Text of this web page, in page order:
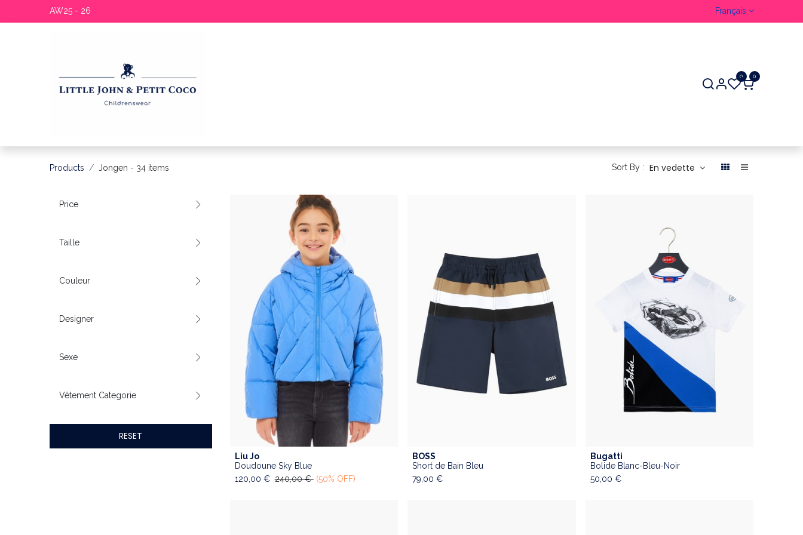
AW25 - 26 Français
0 0
Products Jongen - 34 items Sort By : En vedette
Price
Taille
Couleur
Designer
Sexe
Vêtement Categorie
RESET
Liu Jo
Doudoune Sky Blue
120,00 € 240,00€ (50% OFF)
BOSS
Short de Bain Bleu
79,00 €
Bugatti
Bolide Blanc-Bleu-Noir
50,00 €